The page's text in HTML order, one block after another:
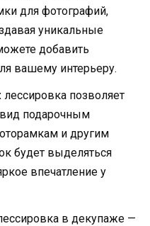
для фотографий,
уникальные
добавить
вашему интерьеру.
лессировка позволяет
подарочным
и другим
будет выделяться
впечатление у
в декупаже —